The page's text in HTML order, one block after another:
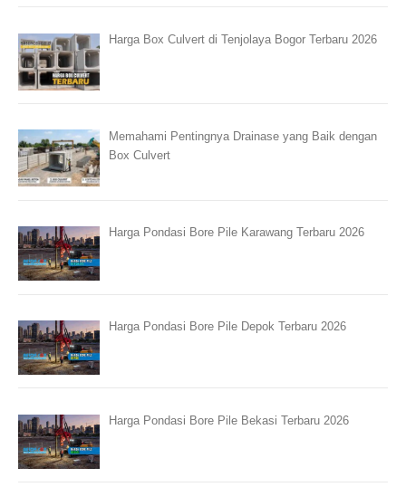
Harga Box Culvert di Tenjolaya Bogor Terbaru 2026
Memahami Pentingnya Drainase yang Baik dengan
Box Culvert
Harga Pondasi Bore Pile Karawang Terbaru 2026
Harga Pondasi Bore Pile Depok Terbaru 2026
Harga Pondasi Bore Pile Bekasi Terbaru 2026